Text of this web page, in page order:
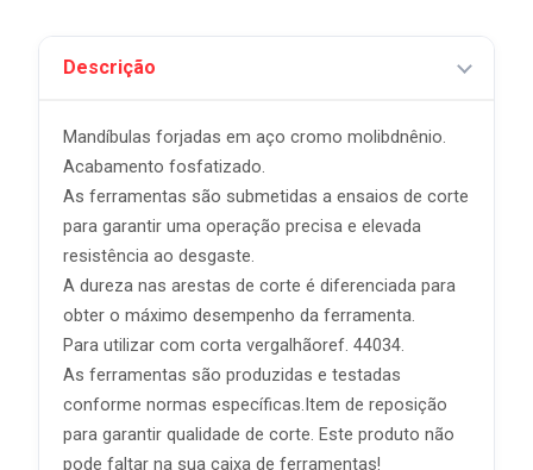
9x
11x
12x R$ 10,62 sem juros
Descrição
Mandíbulas forjadas em aço cromo molibdnênio.
Acabamento fosfatizado.
As ferramentas são submetidas a ensaios de corte
para garantir uma operação precisa e elevada
resistência ao desgaste.
A dureza nas arestas de corte é diferenciada para
obter o máximo desempenho da ferramenta.
Para utilizar com corta vergalhãoref. 44034.
As ferramentas são produzidas e testadas
conforme normas específicas.Item de reposição
para garantir qualidade de corte. Este produto não
pode faltar na sua caixa de ferramentas!